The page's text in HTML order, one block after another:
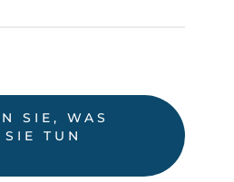
und spezifische
rund um die
und
SIE, WAS
TUN